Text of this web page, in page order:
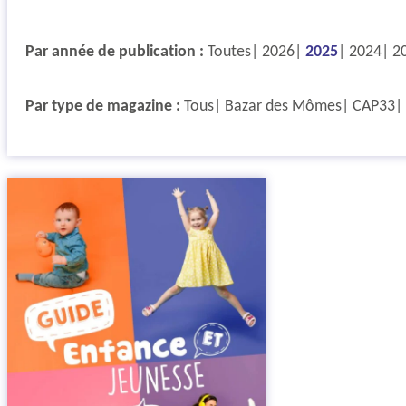
Par année de publication : Toutes 2026 2025 2024
Par type de magazine : Tous Bazar des Mômes CAP33